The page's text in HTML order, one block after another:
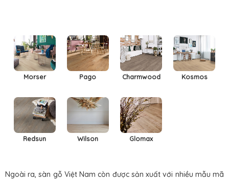
Morser Pago Charmwood Kosmos
Redsun Wilson Glomax
Ngoài ra, sàn gỗ Việt Nam còn được sản xuất với nhiều mẫu mã